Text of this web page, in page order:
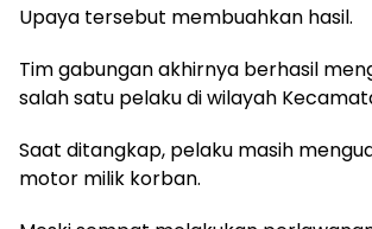
Upaya tersebut membuahkan hasil.
Tim gabungan akhirnya berhasil
salah satu pelaku di wilayah
Saat ditangkap, pelaku masih
motor milik korban.